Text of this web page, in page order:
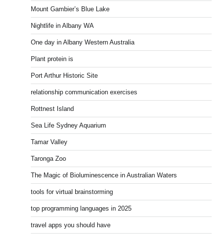
Mount Gambier’s Blue Lake
Nightlife in Albany WA
One day in Albany Western Australia
Plant protein is
Port Arthur Historic Site
relationship communication exercises
Rottnest Island
Sea Life Sydney Aquarium
Tamar Valley
Taronga Zoo
The Magic of Bioluminescence in Australian Waters
tools for virtual brainstorming
top programming languages in 2025
travel apps you should have